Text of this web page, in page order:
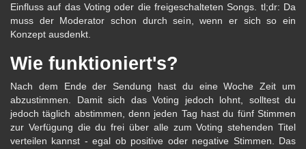
Einfluss auf das Voting oder die freigeschalteten Songs. tl;dr: Da
muss der Moderator schon durch sein, wenn er sich so ein
Konzept ausdenkt.
Wie funktioniert's?
Nach dem Ende der Sendung hast du eine Woche Zeit um
abzustimmen. Damit sich das Voting jedoch lohnt, solltest du
jedoch täglich abstimmen, denn jeden Tag hast du fünf Stimmen
zur Verfügung die du frei über alle zum Voting stehenden Titel
verteilen kannst - egal ob positive oder negative Stimmen. Das